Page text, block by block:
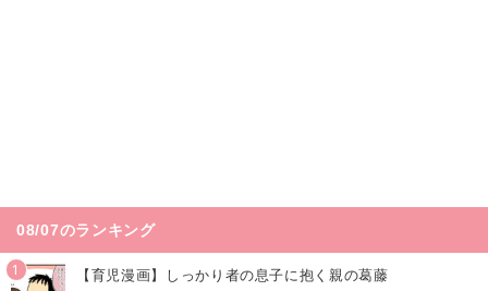
08/07のランキング
1 【育児漫画】しっかり者の息子に抱く親の葛藤